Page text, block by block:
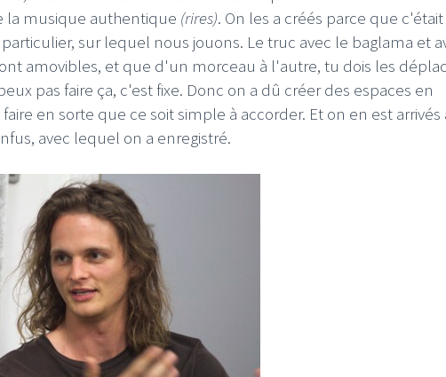
la musique authentique (rires). On les a créés parce que
sur lequel nous jouons. Le truc avec le baglama et
amovibles, et que d'un morceau à l'autre, tu dois les
pas faire ça, c'est fixe. Donc on a dû créer des espaces en
en sorte que ce soit simple à accorder. Et on en est arrivés
avec lequel on a enregistré.